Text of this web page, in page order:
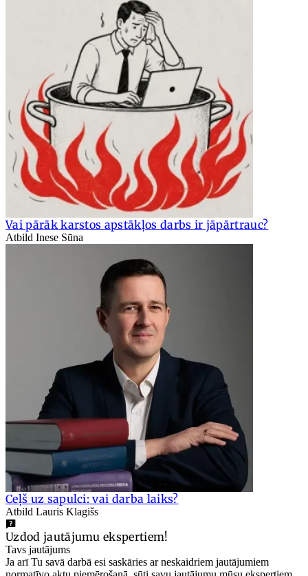
Vai pārāk karstos apstākļos darbs ir jāpārtrauc?
Atbild Inese Sūna
Ceļš uz sapulci: vai darba laiks?
Atbild Lauris Klagišs
Uzdod jautājumu ekspertiem!
Tavs jautājums
Ja arī Tu savā darbā esi saskāries ar neskaidriem jautājumiem